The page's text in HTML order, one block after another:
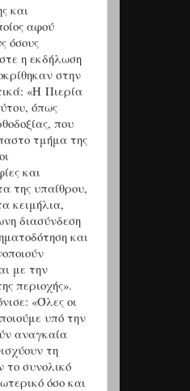
και
αφού
όσους
η εκδήλωση
στην
«Η Πιερία
όπως
που
τμήμα της
και
της υπαίθρου,
κειμήλια,
διασύνδεση
και
με την
περιοχής».
«Όλες οι
υπό την
αναγκαία
τη
το συνολικό
όσο και